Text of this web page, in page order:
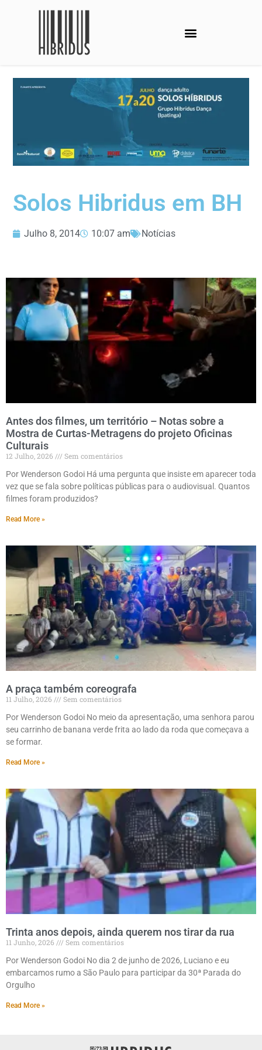
Solos Hibridus em BH
Julho 8, 2014 10:07 am Notícias
Antes dos filmes, um território – Notas sobre a
Mostra de Curtas-Metragens do projeto Oficinas
Culturais
12 Julho, 2026
Sem comentários
Por Wenderson Godoi Há uma pergunta que insiste em aparecer toda
vez que se fala sobre políticas públicas para o audiovisual. Quantos
filmes foram produzidos?
Read More »
A praça também coreografa
11 Julho, 2026
Sem comentários
Por Wenderson Godoi No meio da apresentação, uma senhora parou
seu carrinho de banana verde frita ao lado da roda que começava a
se formar.
Read More »
Trinta anos depois, ainda querem nos tirar da rua
11 Junho, 2026
Sem comentários
Por Wenderson Godoi No dia 2 de junho de 2026, Luciano e eu
embarcamos rumo a São Paulo para participar da 30ª Parada do
Orgulho
Read More »